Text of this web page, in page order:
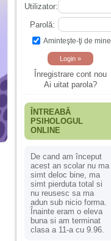
Utilizator:
Parolă:
Aminteşte-ţi de mine
Înregistrare cont nou
Ai uitat parola?
ÎNTREABĂ
PSIHOLOGUL
ONLINE
De cand am început
acest an scolar nu ma
simt deloc bine, ma
simt pierduta total si
nu reusesc sa ma
adun sub nicio forma.
Înainte eram o eleva
buna si am terminat
clasa a 11-a cu 9.96.